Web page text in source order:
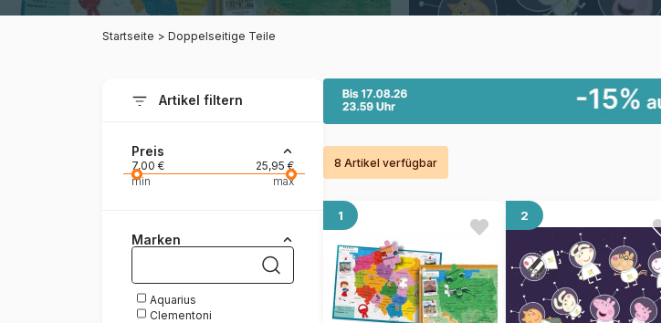
Format
Alter
Zubehör
Malen nach Zahlen
Startseite > Doppelseitige Teile
8 Artikel verfügbar
1 2
Artikel filtern
Preis
7,00 €
25,95 €
min
max
Marken
Aquarius
Clementoni